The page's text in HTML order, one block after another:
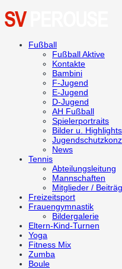
Fußball
Fußball Aktive
Kontakte
Bambini
F-Jugend
E-Jugend
D-Jugend
AH Fußball
Spielerportraits
Bilder u. Highlights
News
Tennis
Abteilungsleitung
Mannschaften
Mitglieder /
Freizeitsport
Frauengymnastik
Bildergalerie
Eltern-Kind-Turnen
Yoga
Fitness Mix
Zumba
Boule